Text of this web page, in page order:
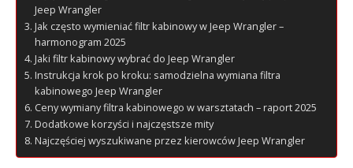
Jeep Wrangler
Jak często wymieniać filtr kabinowy w Jeep Wrangler –
harmonogram 2025
Jaki filtr kabinowy wybrać do Jeep Wrangler
Instrukcja krok po kroku: samodzielna wymiana filtra
kabinowego Jeep Wrangler
Ceny wymiany filtra kabinowego w warsztatach – raport 2025
Dodatkowe korzyści i najczęstsze mity
Najczęściej wyszukiwane przez kierowców Jeep Wrangler